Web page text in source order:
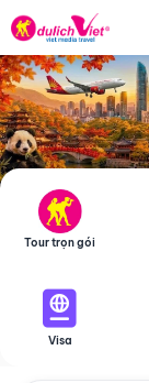
Tour trọn gói
Visa